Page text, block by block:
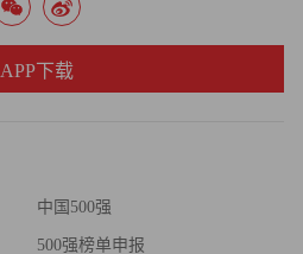
中国500强
500强榜单申报
APP下载